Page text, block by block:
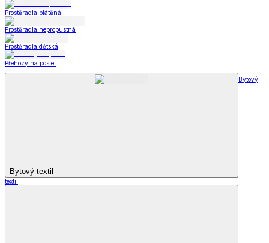
Prostěradla plátěná
Prostěradla nepropustná
Prostěradla dětská
Přehozy na postel
Bytový textil
Bytový
textil